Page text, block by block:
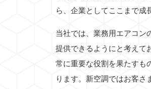
ら、企業としてここまで成
当社では、業務用エアコン
提供できるようにと考えて
常に重要な役割を果たすも
ります。新空調ではお客